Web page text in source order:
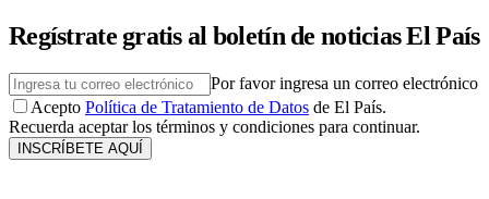
Regístrate gratis al boletín de noticias El País
Por favor ingresa un correo electrónico
Acepto Política de Tratamiento de Datos de El País.
Recuerda aceptar los términos y condiciones para continuar.
INSCRÍBETE AQUÍ